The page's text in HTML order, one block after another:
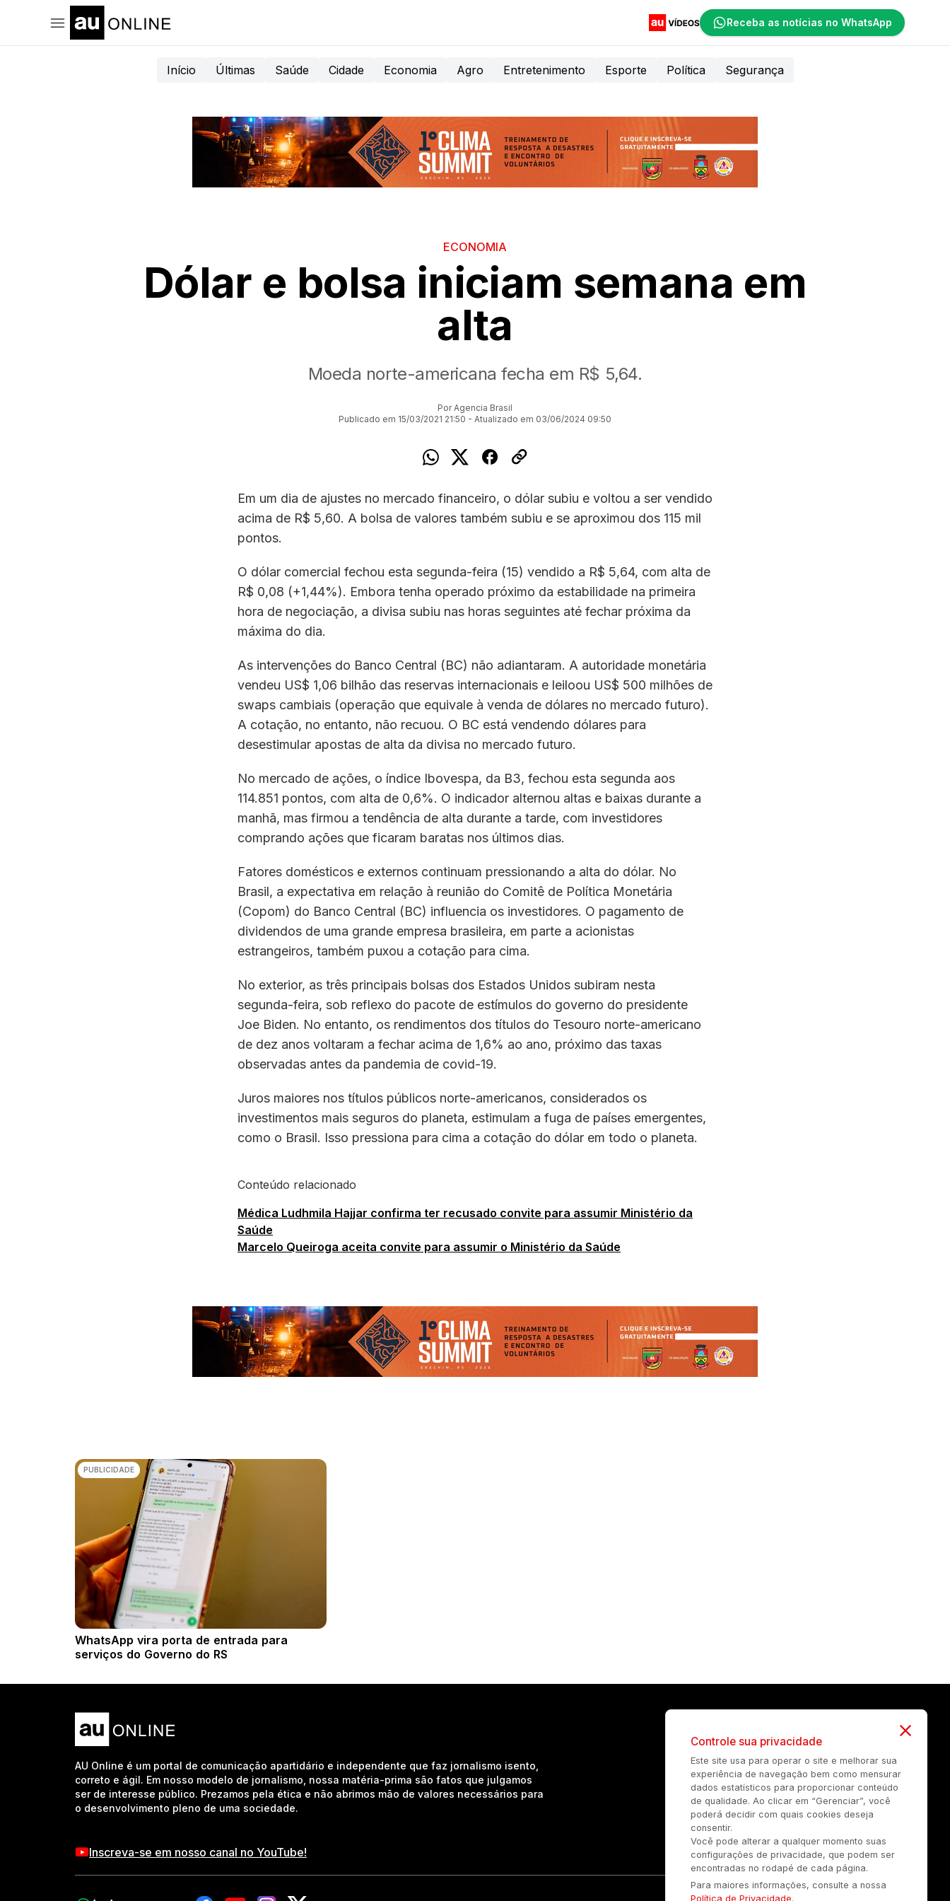
Receba as notícias no WhatsApp
Início Últimas Saúde Cidade Economia Agro Entretenimento Esporte Política Segurança
ECONOMIA
Dólar e bolsa iniciam semana em
alta
Moeda norte-americana fecha em R$ 5,64.
Por Agencia Brasil
Publicado em 15/03/2021 21:50 - Atualizado em 03/06/2024 09:50
Em um dia de ajustes no mercado financeiro, o dólar subiu e voltou a ser vendido
acima de R$ 5,60. A bolsa de valores também subiu e se aproximou dos 115 mil
pontos.
O dólar comercial fechou esta segunda-feira (15) vendido a R$ 5,64, com alta de
R$ 0,08 (+1,44%). Embora tenha operado próximo da estabilidade na primeira
hora de negociação, a divisa subiu nas horas seguintes até fechar próxima da
máxima do dia.
As intervenções do Banco Central (BC) não adiantaram. A autoridade monetária
vendeu US$ 1,06 bilhão das reservas internacionais e leiloou US$ 500 milhões de
swaps cambiais (operação que equivale à venda de dólares no mercado futuro).
A cotação, no entanto, não recuou. O BC está vendendo dólares para
desestimular apostas de alta da divisa no mercado futuro.
No mercado de ações, o índice Ibovespa, da B3, fechou esta segunda aos
114.851 pontos, com alta de 0,6%. O indicador alternou altas e baixas durante a
manhã, mas firmou a tendência de alta durante a tarde, com investidores
comprando ações que ficaram baratas nos últimos dias.
Fatores domésticos e externos continuam pressionando a alta do dólar. No
Brasil, a expectativa em relação à reunião do Comitê de Política Monetária
(Copom) do Banco Central (BC) influencia os investidores. O pagamento de
dividendos de uma grande empresa brasileira, em parte a acionistas
estrangeiros, também puxou a cotação para cima.
No exterior, as três principais bolsas dos Estados Unidos subiram nesta
segunda-feira, sob reflexo do pacote de estímulos do governo do presidente
Joe Biden. No entanto, os rendimentos dos títulos do Tesouro norte-americano
de dez anos voltaram a fechar acima de 1,6% ao ano, próximo das taxas
observadas antes da pandemia de covid-19.
Juros maiores nos títulos públicos norte-americanos, considerados os
investimentos mais seguros do planeta, estimulam a fuga de países emergentes,
como o Brasil. Isso pressiona para cima a cotação do dólar em todo o planeta.
Conteúdo relacionado
Médica Ludhmila Hajjar confirma ter recusado convite para assumir Ministério da
Saúde
Marcelo Queiroga aceita convite para assumir o Ministério da Saúde
PUBLICIDADE
WhatsApp vira porta de entrada para
serviços do Governo do RS
AU Online é um portal de comunicação apartidário e independente que faz jornalismo isento,
correto e ágil. Em nosso modelo de jornalismo, nossa matéria-prima são fatos que julgamos
ser de interesse público. Prezamos pela ética e não abrimos mão de valores necessários para
o desenvolvimento pleno de uma sociedade.
Inscreva-se em nosso canal no YouTube!
Controle sua privacidade
Este site usa para operar o site e melhorar sua
experiência de navegação bem como mensurar
dados estatísticos para proporcionar conteúdo
de qualidade. Ao clicar em “Gerenciar”, você
poderá decidir com quais cookies deseja
consentir.
Você pode alterar a qualquer momento suas
configurações de privacidade, que podem ser
encontradas no rodapé de cada página.
Para maiores informações, consulte a nossa
Política de Privacidade.